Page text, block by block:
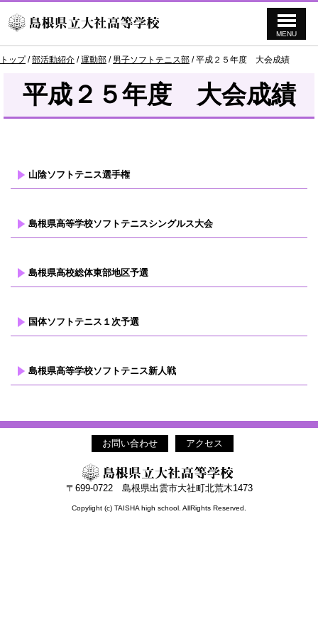
MENU
現
トップ/部活動紹介 /運動部 / 男子ソフトテニス部 /平成２５年度 大会成績
平成２５年度 大会成績
山陰ソフトテニス選手権
島根県高等学校ソフトテニスシングルス大会
島根県高校総体東部地区予選
国体ソフトテニス１次予選
島根県高等学校ソフトテニス新人戦
お問い合わせ アクセス
〒699-0722 島根県出雲市大社町北荒木1473
Copylight (c) TAISHA high school. AllRights Reserved.